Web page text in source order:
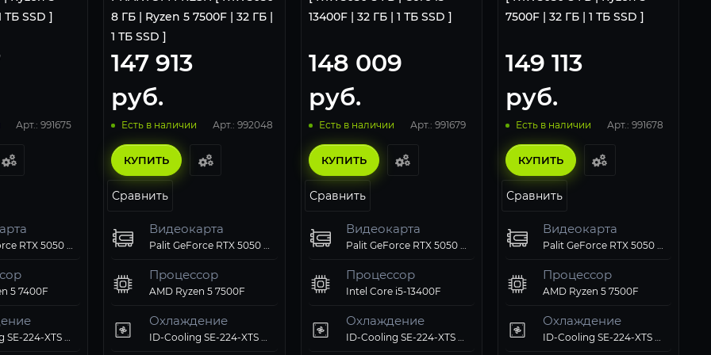
ТБ SSD ]
Арт.: 991675
5 7400F
8 ГБ | Ryzen 5 7500F | 32 ГБ |
1 ТБ SSD ]
147 913
руб.
Есть в наличии Арт.: 992048
КУПИТЬ
Сравнить
Видеокарта
Процессор
AMD Ryzen 5 7500F
Охлаждение
13400F | 32 ГБ | 1 ТБ SSD ]
148 009
руб.
Есть в наличии Арт.: 991679
КУПИТЬ
Сравнить
Видеокарта
Процессор
Intel Core i5-13400F
Охлаждение
7500F | 32 ГБ | 1 ТБ SSD ]
149 113
руб.
Есть в наличии Арт.: 991678
КУПИТЬ
Сравнить
Видеокарта
Процессор
AMD Ryzen 5 7500F
Охлаждение